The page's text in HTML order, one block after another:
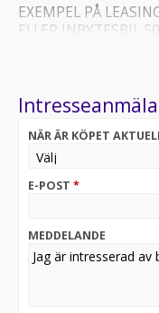
EXEMPEL PÅ
ELLER INBYTESBIL
14068KR
11-15
NÄR ÄR KÖPET
E-POST *
MEDDELANDE